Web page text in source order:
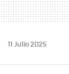
11 Julio 2025